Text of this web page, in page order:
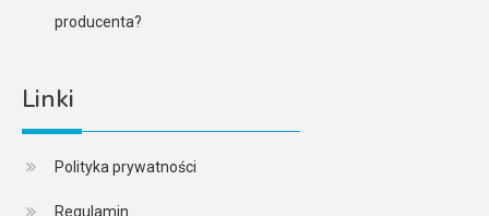
producenta?
Linki
Polityka prywatności
Regulamin